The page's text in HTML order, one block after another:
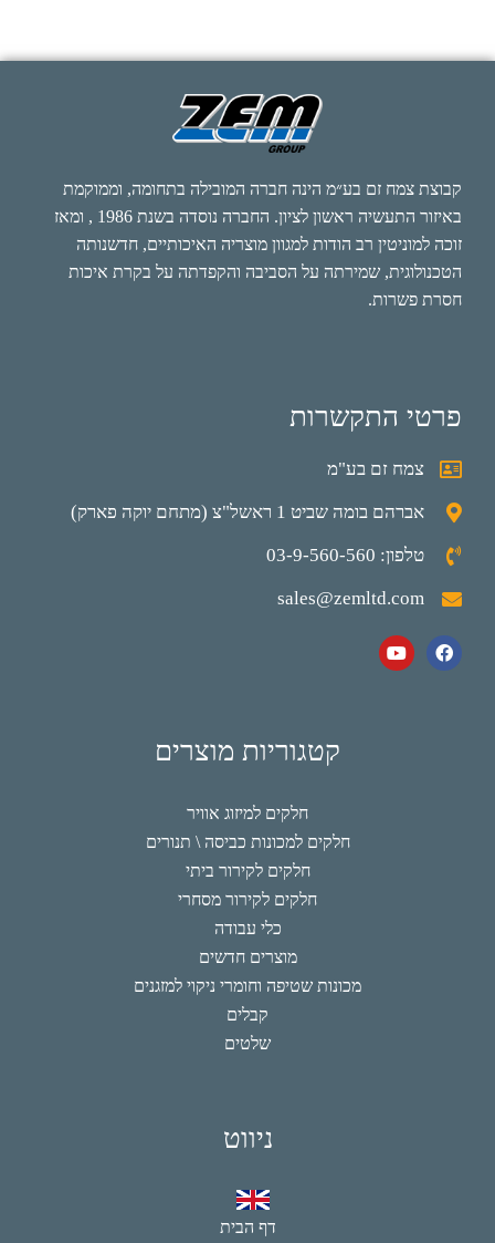
קבוצת צמח זם בע״מ הינה חברה המובילה בתחומה, וממוקמת
באיזור התעשיה ראשון לציון. החברה נוסדה בשנת 1986 , ומאז
זוכה למוניטין רב הודות למגוון מוצריה האיכותיים, חדשנותה
הטכנולוגית, שמירתה על הסביבה והקפדתה על בקרת איכות
חסרת פשרות.
פרטי התקשרות
צמח זם בע"מ
אברהם בומה שביט 1 ראשל"צ (מתחם יוקה פארק)
טלפון: 03-9-560-560
sales@zemltd.com
קטגוריות מוצרים
חלקים למיזוג אוויר
חלקים למכונות כביסה \ תנורים
חלקים לקירור ביתי
חלקים לקירור מסחרי
כלי עבודה
מוצרים חדשים
מכונות שטיפה וחומרי ניקוי למזגנים
קבלים
שלטים
ניווט
דף הבית